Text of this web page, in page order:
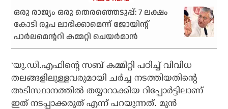
ഒരു രാജ്യം ഒരു തെരഞ്ഞെടുപ്പ്: 7 ലക്ഷം
കോടി രൂപ ലാഭിക്കാമെന്ന് ജോയിന്റ്
പാർലമെന്ററി കമ്മറ്റി ചെയർമാൻ
‘യു.ഡി.എഫിന്റെ സബ് കമ്മിറ്റി പഠിച്ച് വിവിധ
തലങ്ങളിലുള്ളവരുമായി ചര്‍ച്ച നടത്തിയതിന്റെ
അടിസ്ഥാനത്തില്‍ തയ്യാറാക്കിയ റിപ്പോര്‍ട്ടിലാണ്
ഇത് നടപ്പാക്കരുത് എന്ന് പറയുന്നത്. മുന്‍